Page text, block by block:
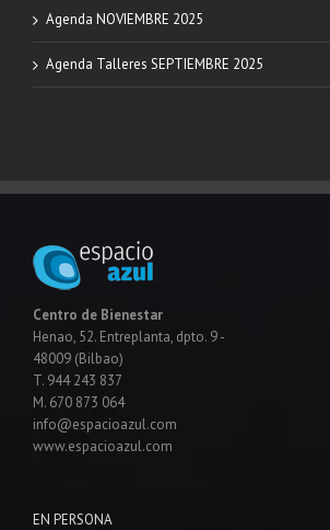
Agenda NOVIEMBRE 2025
Agenda Talleres SEPTIEMBRE 2025
Centro de Bienestar
Henao, 52. Entreplanta, dpto. 9 -
48009 (Bilbao)
T. 944 243 837
M. 670 873 064
info@espacioazul.com
www.espacioazul.com
EN PERSONA